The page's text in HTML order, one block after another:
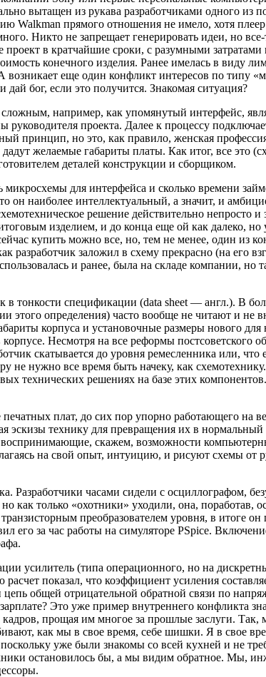
вытащен из рукава разработчиками одного из
Walkman прямого отношения не имело, хотя
Никто не запрещает генерировать идеи, но
в кратчайшие сроки, с разумными
конечного изделия. Ранее имелась в виду
еще один конфликт интересов по типу
бог, если это получится. Знакомая ситуация?
например, как упомянутый интерфейс,
руководителя проекта. Далее к процессу
принцип, но это, как правило, женская
желаемые габариты платы. Как итог, все это
деталей конструкции и сборщиком.
для интерфейса и сколько времени
наиболее интеллектуальный, а значит, и
решение действительно непросто и
изделием, и до конца еще ой как далеко,
купить можно все, но, тем не менее, один из
разработчик заложил в схему прекрасно (на его
и ранее, была на складе компании,
тонкости спецификации (data sheet — англ.). В
определения) часто вообще не читают и не
корпуса и установочные размеры нового
Несмотря на все реформы постсоветского
скатывается до уровня ремесленника или,
нужно все время быть начеку, как
решениях на базе этих
плат, до сих пор упорно работающего на
эскизы технику для превращения их в
скажем, возможности
на свой опыт, интуицию, и рисуют схемы от
Разработчики часами сидели с осциллографом,
только «охотники» уходили, она, поработав,
преобразователем уровня, в итоге
его за час работы на симуляторе PSpice.
усилитель (типа операционного, но на
показал, что коэффициент усиления
общей отрицательной обратной связи по
Это уже пример внутреннего конфликта
прощая им многое за прошлые заслуги. Так,
как мы в свое время, себе шишки. Я в свое
уже были знакомы со всей кухней и не
остановилось бы, а мы видим обратное. Мы,